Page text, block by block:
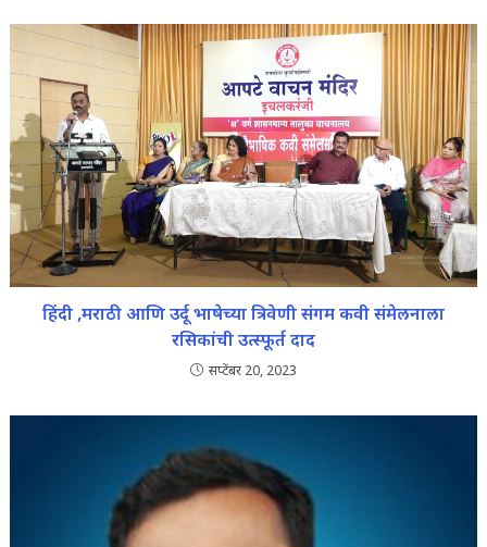
हिंदी ,मराठी आणि उर्दू भाषेच्या त्रिवेणी संगम कवी संमेलनाला
रसिकांची उत्स्फूर्त दाद
सप्टेंबर 20, 2023